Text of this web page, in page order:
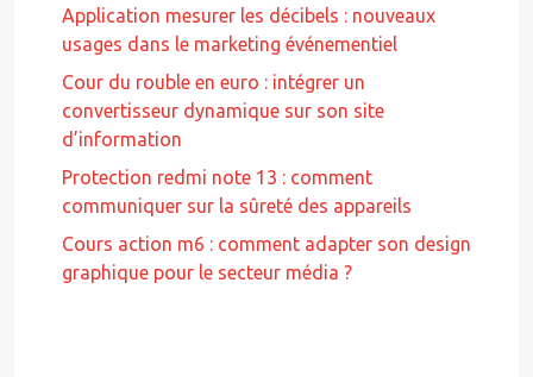
Application mesurer les décibels : nouveaux
usages dans le marketing événementiel
Cour du rouble en euro : intégrer un
convertisseur dynamique sur son site
d’information
Protection redmi note 13 : comment
communiquer sur la sûreté des appareils
Cours action m6 : comment adapter son design
graphique pour le secteur média ?